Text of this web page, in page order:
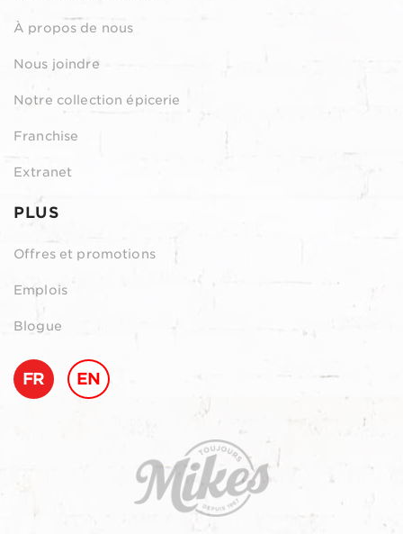
À propos de nous
Nous joindre
Notre collection épicerie
Franchise
Extranet
PLUS
Offres et promotions
Emplois
Blogue
FR EN